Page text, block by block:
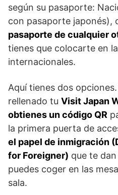
según su pasaporte:
con pasaporte japonés),
pasaporte de cualquier
tienes que colocarte en
internacionales.
Aquí tienes dos
rellenado tu Visit Japan
obtienes un código QR
la primera puerta de
el papel de inmigración
for Foreigner) que te
puedes coger en las
sala.